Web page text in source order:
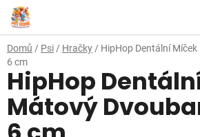
Přejít
na
obsah
Domů / Psi / Hračky / HipHop Dentální
6 cm
HipHop
Mátový